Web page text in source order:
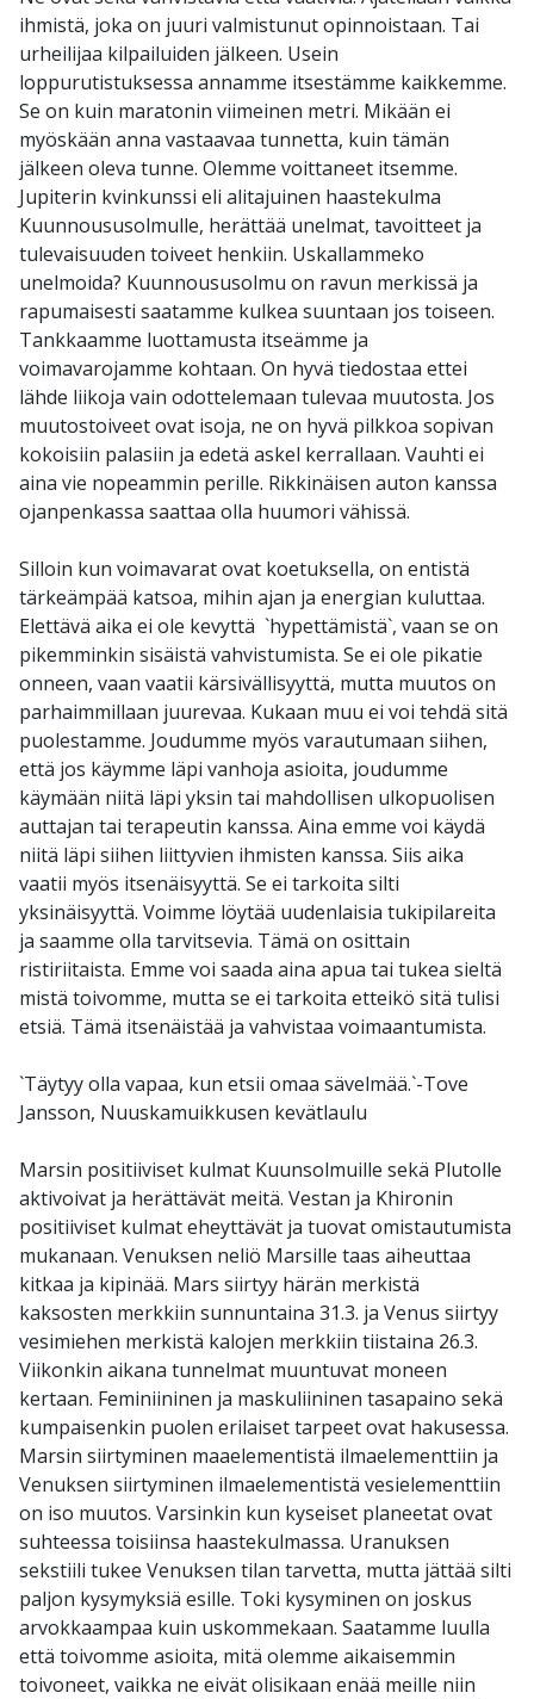
ihmistä, joka on juuri valmistunut opinnoistaan. Tai
urheilijaa kilpailuiden jälkeen. Usein
loppurutistuksessa annamme itsestämme kaikkemme.
Se on kuin maratonin viimeinen metri. Mikään ei
myöskään anna vastaavaa tunnetta, kuin tämän
jälkeen oleva tunne. Olemme voittaneet itsemme.
Jupiterin kvinkunssi eli alitajuinen haastekulma
Kuunnoususolmulle, herättää unelmat, tavoitteet ja
tulevaisuuden toiveet henkiin. Uskallammeko
unelmoida? Kuunnoususolmu on ravun merkissä ja
rapumaisesti saatamme kulkea suuntaan jos toiseen.
Tankkaamme luottamusta itseämme ja
voimavarojamme kohtaan. On hyvä tiedostaa ettei
lähde liikoja vain odottelemaan tulevaa muutosta. Jos
muutostoiveet ovat isoja, ne on hyvä pilkkoa sopivan
kokoisiin palasiin ja edetä askel kerrallaan. Vauhti ei
aina vie nopeammin perille. Rikkinäisen auton kanssa
ojanpenkassa saattaa olla huumori vähissä.
Silloin kun voimavarat ovat koetuksella, on entistä
tärkeämpää katsoa, mihin ajan ja energian kuluttaa.
Elettävä aika ei ole kevyttä `hypettämistä`, vaan se on
pikemminkin sisäistä vahvistumista. Se ei ole pikatie
onneen, vaan vaatii kärsivällisyyttä, mutta muutos on
parhaimmillaan juurevaa. Kukaan muu ei voi tehdä sitä
puolestamme. Joudumme myös varautumaan siihen,
että jos käymme läpi vanhoja asioita, joudumme
käymään niitä läpi yksin tai mahdollisen ulkopuolisen
auttajan tai terapeutin kanssa. Aina emme voi käydä
niitä läpi siihen liittyvien ihmisten kanssa. Siis aika
vaatii myös itsenäisyyttä. Se ei tarkoita silti
yksinäisyyttä. Voimme löytää uudenlaisia tukipilareita
ja saamme olla tarvitsevia. Tämä on osittain
ristiriitaista. Emme voi saada aina apua tai tukea sieltä
mistä toivomme, mutta se ei tarkoita etteikö sitä tulisi
etsiä. Tämä itsenäistää ja vahvistaa voimaantumista.
`Täytyy olla vapaa, kun etsii omaa sävelmää.`-Tove
Jansson, Nuuskamuikkusen kevätlaulu
Marsin positiiviset kulmat Kuunsolmuille sekä Plutolle
aktivoivat ja herättävät meitä. Vestan ja Khironin
positiiviset kulmat eheyttävät ja tuovat omistautumista
mukanaan. Venuksen neliö Marsille taas aiheuttaa
kitkaa ja kipinää. Mars siirtyy härän merkistä
kaksosten merkkiin sunnuntaina 31.3. ja Venus siirtyy
vesimiehen merkistä kalojen merkkiin tiistaina 26.3.
Viikonkin aikana tunnelmat muuntuvat moneen
kertaan. Feminiininen ja maskuliininen tasapaino sekä
kumpaisenkin puolen erilaiset tarpeet ovat hakusessa.
Marsin siirtyminen maaelementistä ilmaelementtiin ja
Venuksen siirtyminen ilmaelementistä vesielementtiin
on iso muutos. Varsinkin kun kyseiset planeetat ovat
suhteessa toisiinsa haastekulmassa. Uranuksen
sekstiili tukee Venuksen tilan tarvetta, mutta jättää silti
paljon kysymyksiä esille. Toki kysyminen on joskus
arvokkaampaa kuin uskommekaan. Saatamme luulla
että toivomme asioita, mitä olemme aikaisemmin
toivoneet, vaikka ne eivät olisikaan enää meille niin